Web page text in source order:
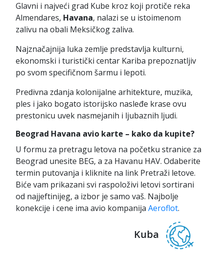
Glavni i najveći grad Kube kroz koji protiče reka
Almendares, Havana, nalazi se u istoimenom
zalivu na obali Meksičkog zaliva.
Najznačajnija luka zemlje predstavlja kulturni,
ekonomski i turistički centar Kariba prepoznatljiv
po svom specifičnom šarmu i lepoti.
Predivna zdanja kolonijalne arhitekture, muzika,
ples i jako bogato istorijsko nasleđe krase ovu
prestonicu uvek nasmejanih i ljubaznih ljudi.
Beograd Havana avio karte – kako da kupite?
U formu za pretragu letova na početku stranice za
Beograd unesite BEG, a za Havanu HAV. Odaberite
termin putovanja i kliknite na link Pretraži letove.
Biće vam prikazani svi raspoloživi letovi sortirani
od najjeftinijeg, a izbor je samo vaš. Najbolje
konekcije i cene ima avio kompanija Aeroflot.
Kuba